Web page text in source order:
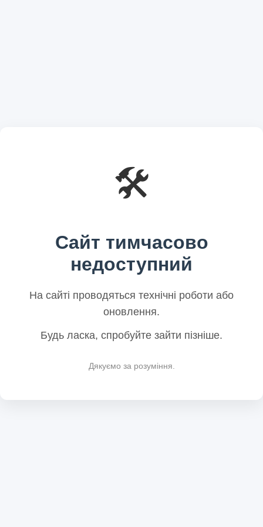
🛠️
Сайт тимчасово
недоступний
На сайті проводяться технічні роботи або
оновлення.
Будь ласка, спробуйте зайти пізніше.
Дякуємо за розуміння.